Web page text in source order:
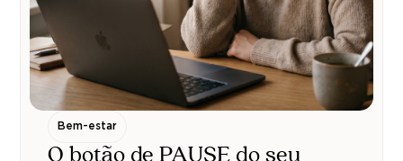
Bem-estar
O botão de PAUSE do seu